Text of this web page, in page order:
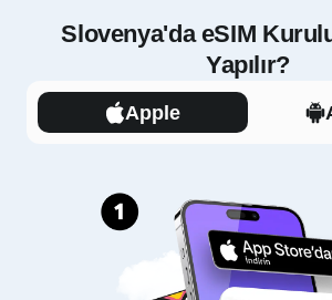
Slovenya'da eSIM
Yapılır?
Apple